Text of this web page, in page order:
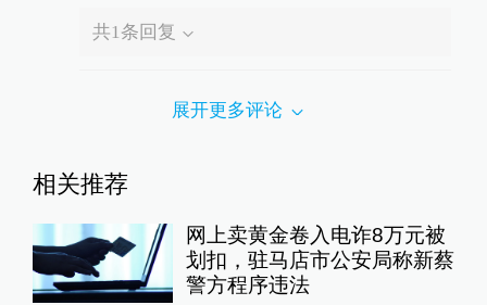
共1条回复
展开更多评论
相关推荐
网上卖黄金卷入电诈8万元被
划扣，驻马店市公安局称新蔡
警方程序违法